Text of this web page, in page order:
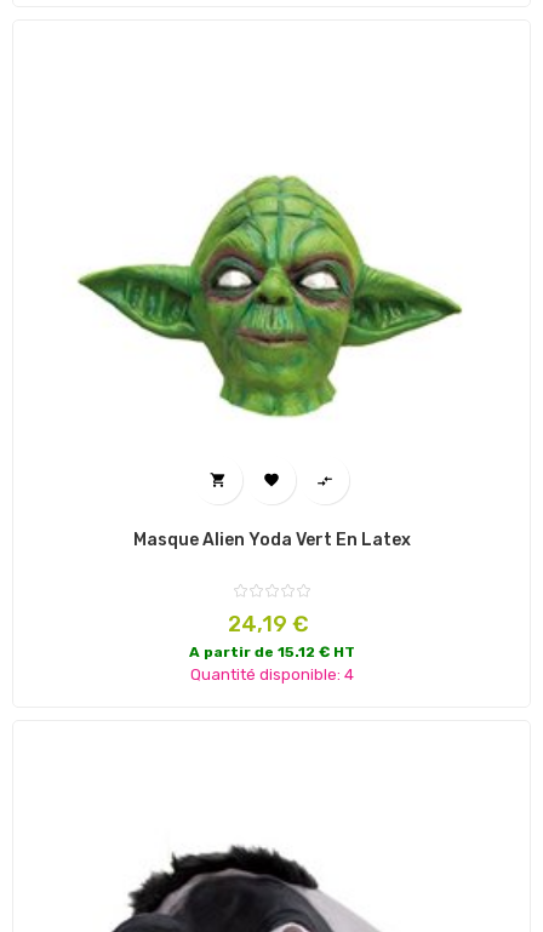
  
Masque Alien Yoda Vert En Latex
Prix
24,19 €
A partir de 15.12 € HT
Quantité disponible: 4